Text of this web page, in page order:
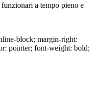
a tempo pieno e
block; margin-right:
pointer; font-weight: bold;